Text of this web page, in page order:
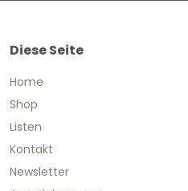
Diese Seite
Home
Shop
Listen
Kontakt
Newsletter